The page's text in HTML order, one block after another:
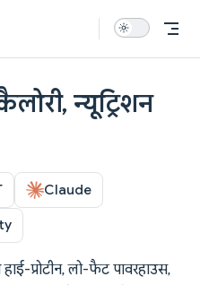
न्यूट्रिशन
Claude
प्रोटीन, लो-फैट पावरहाउस,